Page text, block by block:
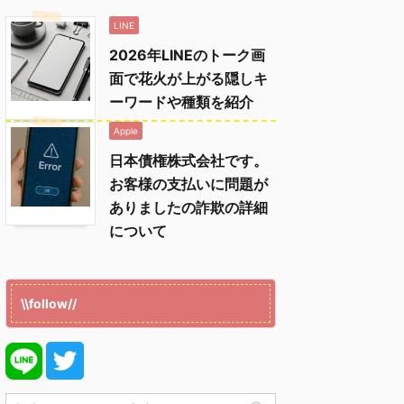
LINE
2026年LINEのトーク画
面で花火が上がる隠しキ
ーワードや種類を紹介
Apple
日本債権株式会社です。
お客様の支払いに問題が
ありましたの詐欺の詳細
について
\\follow//